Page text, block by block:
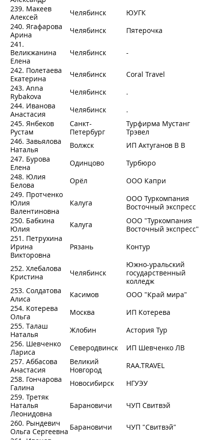
239. Макеев
Алексей
Челябинск
ЮУГК
240. Ягафарова
Арина
Челябинск
Пятерочка
241.
Великжанина
Елена
Челябинск
-
242. Полетаева
Екатерина
Челябинск
Coral Travel
243. Anna
Rybakova
Челябинск
.
244. Иванова
Анастасия
Челябинск
.
245. Янбеков
Рустам
Санкт-
Петербург
Турфирма Мустанг
Трэвел
246. Завьялова
Наталья
Волжск
ИП Актуганов В В
247. Бурова
Елена
Одинцово
Турбюро
248. Юлия
Белова
Орёл
ООО Капри
249. Протченко
Юлия
Валентиновна
Калуга
ООО Туркомпания
Восточный экспресс
250. Бабкина
Юлия
Калуга
ООО "Туркомпания
Восточный экспресс"
251. Петрухина
Ирина
Викторовна
Рязань Контур
252. Хлебалова
Кристина
Челябинск
Южно-уральский
государственный
колледж
253. Солдатова
Алиса
Касимов
ООО "Край мира"
254. Котерева
Ольга
Москва
ИП Котерева
255. Талаш
Наталья
Жлобин
Астория Тур
256. Шевченко
Лариса
Северодвинск
ИП Шевченко ЛВ
257. Аббасова
Анастасия
Великий
Новгород
RAA.TRAVEL
258. Гончарова
Галина
Новосибирск
НГУЭУ
259. Третяк
Наталья
Леонидовна
Барановичи
ЧУП Свитвэй
260. Рындевич
Ольга Сергеевна Барановичи
ЧУП "Свитвэй"